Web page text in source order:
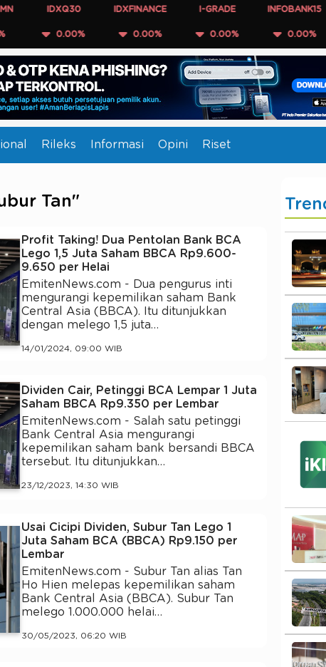
IDXQ30
0.00%
IDXFINANCE
0.00%
I-GRADE
0.00%
INFOBANK15
0.00%
Rileks Informasi Opini Riset
Tan"
Profit Taking! Dua Pentolan Bank BCA
Lego 1,5 Juta Saham BBCA Rp9.600-
9.650 per Helai
EmitenNews.com - Dua pengurus inti
mengurangi kepemilikan saham Bank
Central Asia (BBCA). Itu ditunjukkan
dengan melego 1,5 juta…
14/01/2024, 09:00 WIB
Dividen Cair, Petinggi BCA Lempar 1 Juta
Saham BBCA Rp9.350 per Lembar
EmitenNews.com - Salah satu petinggi
Bank Central Asia mengurangi
kepemilikan saham bank bersandi BBCA
tersebut. Itu ditunjukkan…
23/12/2023, 14:30 WIB
Usai Cicipi Dividen, Subur Tan Lego 1
Juta Saham BCA (BBCA) Rp9.150 per
Lembar
EmitenNews.com - Subur Tan alias Tan
Ho Hien melepas kepemilikan saham
Bank Central Asia (BBCA). Subur Tan
melego 1.000.000 helai…
30/05/2023, 06:20 WIB